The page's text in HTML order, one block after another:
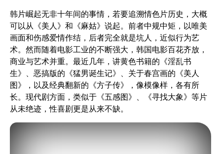
韩片崛起无非十年间的事情，若要追溯情色片历史，大概
可以从
《美人》 和 《麻姑》 说起。前者中规中矩，以唯美
画面和伤感爱情作结，后者完全就是坑人，近似行为艺
术。然而随着电影工业的不断强大，韩国电影百花齐放，
商业与艺术并重。最近几年，讲黄色书籍的 《淫乱书
生》
、恶搞版的 《猛男诞生记》 、关于春宫画的 《美人
图》
，以及经典翻新的 《方子传》
，像模像样，各有所
长。现代剧方面，类似于 《五感图》 《寻找大象》 等片
从未绝迹，性喜剧更是从来不缺。